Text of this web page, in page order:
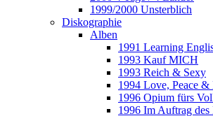
1999/2000 Unsterblich
Diskographie
Alben
1991 Learning
1993 Kauf MICH
1993 Reich & Sexy
1994 Love, Peace
1996 Opium fürs
1996 Im Auftrag des